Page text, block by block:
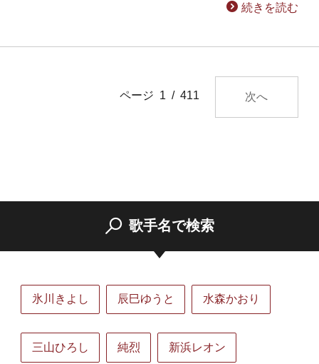
続きを読む
ページ 1 / 411 次へ
歌手名で検索
氷川きよし 辰巳ゆうと 水森かおり
三山ひろし 純烈 新浜レオン